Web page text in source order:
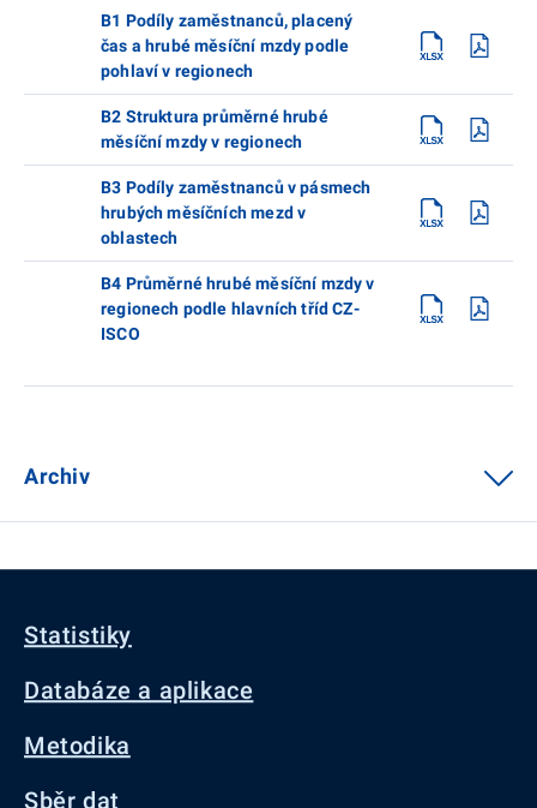
B1 Podíly zaměstnanců, placený
čas a hrubé měsíční mzdy podle
pohlaví v regionech
B2 Struktura průměrné hrubé
měsíční mzdy v regionech
B3 Podíly zaměstnanců v pásmech
hrubých měsíčních mezd v
oblastech
B4 Průměrné hrubé měsíční mzdy v
regionech podle hlavních tříd CZ-
ISCO
Archiv
Statistiky
Databáze a aplikace
Metodika
Sběr dat